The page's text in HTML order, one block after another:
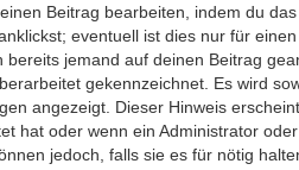
Beitrag bearbeiten, indem du
eventuell ist dies nur für
bereits jemand auf deinen Beitrag
gekennzeichnet. Es wird
angezeigt. Dieser Hinweis
hat oder wenn ein Administrator
jedoch, falls sie es für nötig